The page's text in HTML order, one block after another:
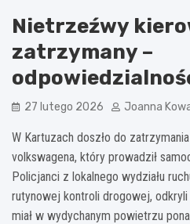
Nietrzeźwy
zatrzymany –
27 lutego 2026 Joanna
W Kartuzach doszło do
volkswagena, który prowadził
Policjanci z lokalnego wydziału
rutynowej kontroli drogowej,
miał w wydychanym powietrzu